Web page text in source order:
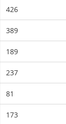
426
389
189
237
81
173